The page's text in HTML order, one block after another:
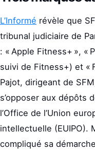
L’Informé révèle que
tribunal judiciaire de
: « Apple Fitness+ », «
suivi de Fitness+) et «
Pajot, dirigeant de
s’opposer aux dépôts
l’Office de l’Union
intellectuelle (EUIPO).
compliqué sa